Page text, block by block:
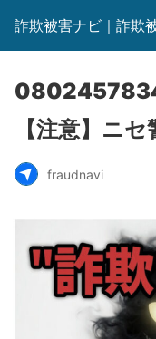
詐欺被害ナビ｜詐欺
【注意】ニセ
fraudnavi